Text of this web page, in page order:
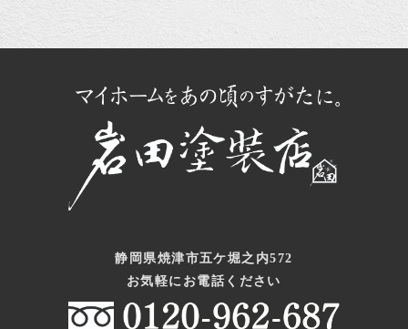
静岡県焼津市五ケ堀之内572
お気軽にお電話ください